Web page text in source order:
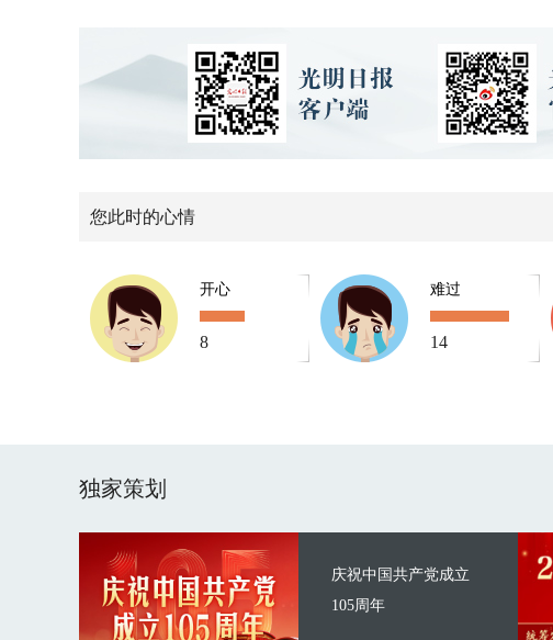
您此时的心情
开心
8
难过
14
独家策划
庆祝中国共产党成立
105周年